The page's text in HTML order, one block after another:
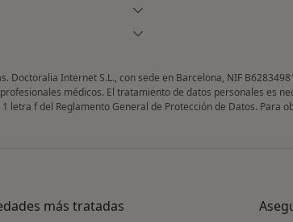
Internet S.L., con sede en Barcelona, NIF
médicos. El tratamiento de datos personales es
f del Reglamento General de Protección de Datos. Para
más tratadas